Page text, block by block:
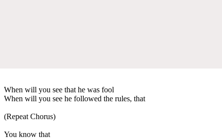
When will you see that he was fool
When will you see he followed the rules, that
(Repeat Chorus)
You know that